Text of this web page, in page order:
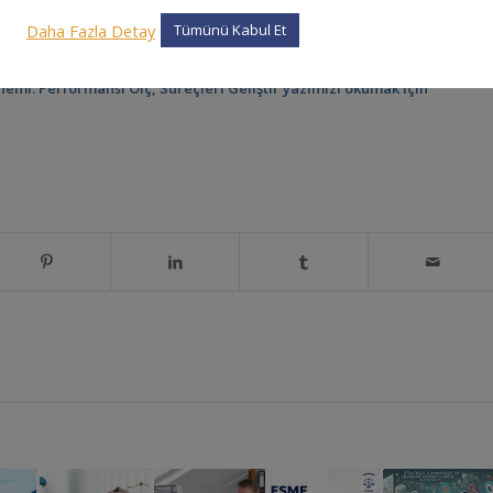
yönlendiriyor. Bu nedenle sözleşme otomasyonu, hataları azaltırken
doğru yönettiklerinde büyümelerini sürekli kılar ve kurumsal güveni
PerformansıÖlç, Süreçleri Geliştiryazımızı okumak için
Daha Fazla Detay
Tümünü Kabul Et